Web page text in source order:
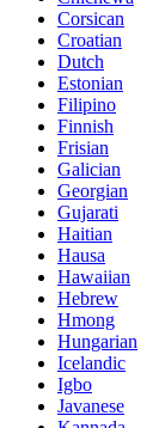
Corsican
Croatian
Dutch
Estonian
Filipino
Finnish
Frisian
Galician
Georgian
Gujarati
Haitian
Hausa
Hawaiian
Hebrew
Hmong
Hungarian
Icelandic
Igbo
Javanese